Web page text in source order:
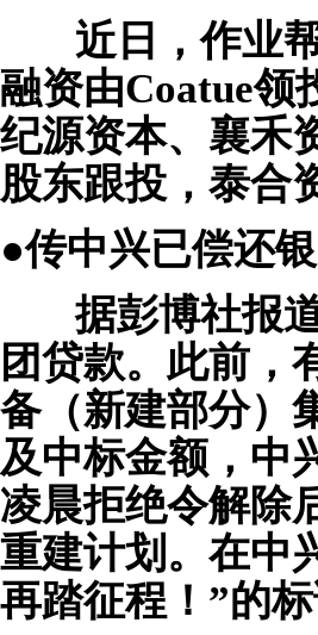
近日，作业帮
融资由Coatue领
纪源资本、襄禾
股东跟投，泰合
●传中兴已偿还
据彭博社报道
团贷款。此前，
备（新建部分）
及中标金额，中
凌晨拒绝令解除
重建计划。在中
再踏征程！”的标